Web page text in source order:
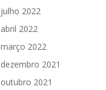
julho 2022
abril 2022
março 2022
dezembro 2021
outubro 2021